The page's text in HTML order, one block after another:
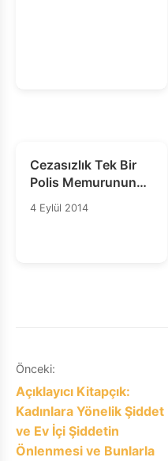
Cezasızlık Tek Bir
Polis Memurunun
Mahkum Edilmesi
İle Sonlanamaz
4 Eylül 2014
Yazı
gezinmesi
Önceki:
Açıklayıcı Kitapçık:
Kadınlara Yönelik Şiddet
ve Ev İçi Şiddetin
Önlenmesi ve Bunlarla